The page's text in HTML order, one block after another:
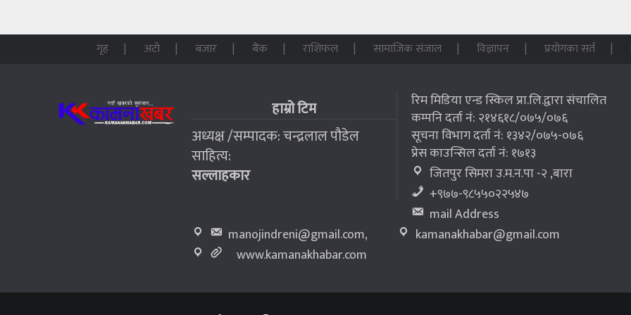
गृह अटो बजार बैंक राशिफल सामाजिक संजाल विज्ञापन प्रयोगका सर्त
हाम्रो टिम
अध्यक्ष /सम्पादक: चन्द्रलाल पौडेल
साहित्य:
सल्लाहकार
रिम मिडिया एन्ड स्किल प्रा.लि.द्वारा संचालित
कम्पनि दर्ता नं: २१४६१८/०७५/०७६
सूचना विभाग दर्ता नं: १३४२/०७५-०७६
प्रेस काउन्सिल दर्ता नं: १७१३
जितपुर सिमरा उ.म.न.पा -२ ,बारा
+९७७-९८५५०२२५४७
mail Address
manojindreni@gmail.com,
kamanakhabar@gmail.com
www.kamanakhabar.com